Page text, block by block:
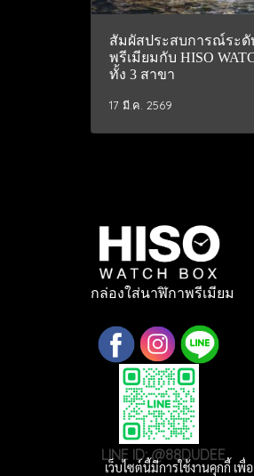
สัมผัสประสบการณ์ระดั
พรีเมียมกับ HISO
ทั้ง 3 สาขา
17 มี.ค. 2569
กล่องใส่นาฬิกาพรีเมียม
LINE ID: @88DUDEE
เว็บไซต์นี้มีการใช้งานคุกกี้ เ